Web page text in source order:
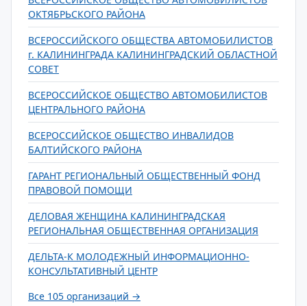
ОКТЯБРЬСКОГО РАЙОНА
ВСЕРОССИЙСКОГО ОБЩЕСТВА АВТОМОБИЛИСТОВ
г. КАЛИНИНГРАДА КАЛИНИНГРАДСКИЙ ОБЛАСТНОЙ
СОВЕТ
ВСЕРОССИЙСКОЕ ОБЩЕСТВО АВТОМОБИЛИСТОВ
ЦЕНТРАЛЬНОГО РАЙОНА
ВСЕРОССИЙСКОЕ ОБЩЕСТВО ИНВАЛИДОВ
БАЛТИЙСКОГО РАЙОНА
ГАРАНТ РЕГИОНАЛЬНЫЙ ОБЩЕСТВЕННЫЙ ФОНД
ПРАВОВОЙ ПОМОЩИ
ДЕЛОВАЯ ЖЕНЩИНА КАЛИНИНГРАДСКАЯ
РЕГИОНАЛЬНАЯ ОБЩЕСТВЕННАЯ ОРГАНИЗАЦИЯ
ДЕЛЬТА-К МОЛОДЕЖНЫЙ ИНФОРМАЦИОННО-
КОНСУЛЬТАТИВНЫЙ ЦЕНТР
Все 105 организаций →